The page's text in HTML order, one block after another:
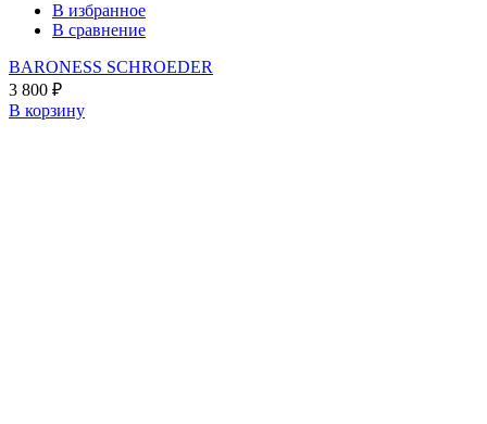
В избранное
В сравнение
BARONESS SCHROEDER
3 800 ₽
В корзину